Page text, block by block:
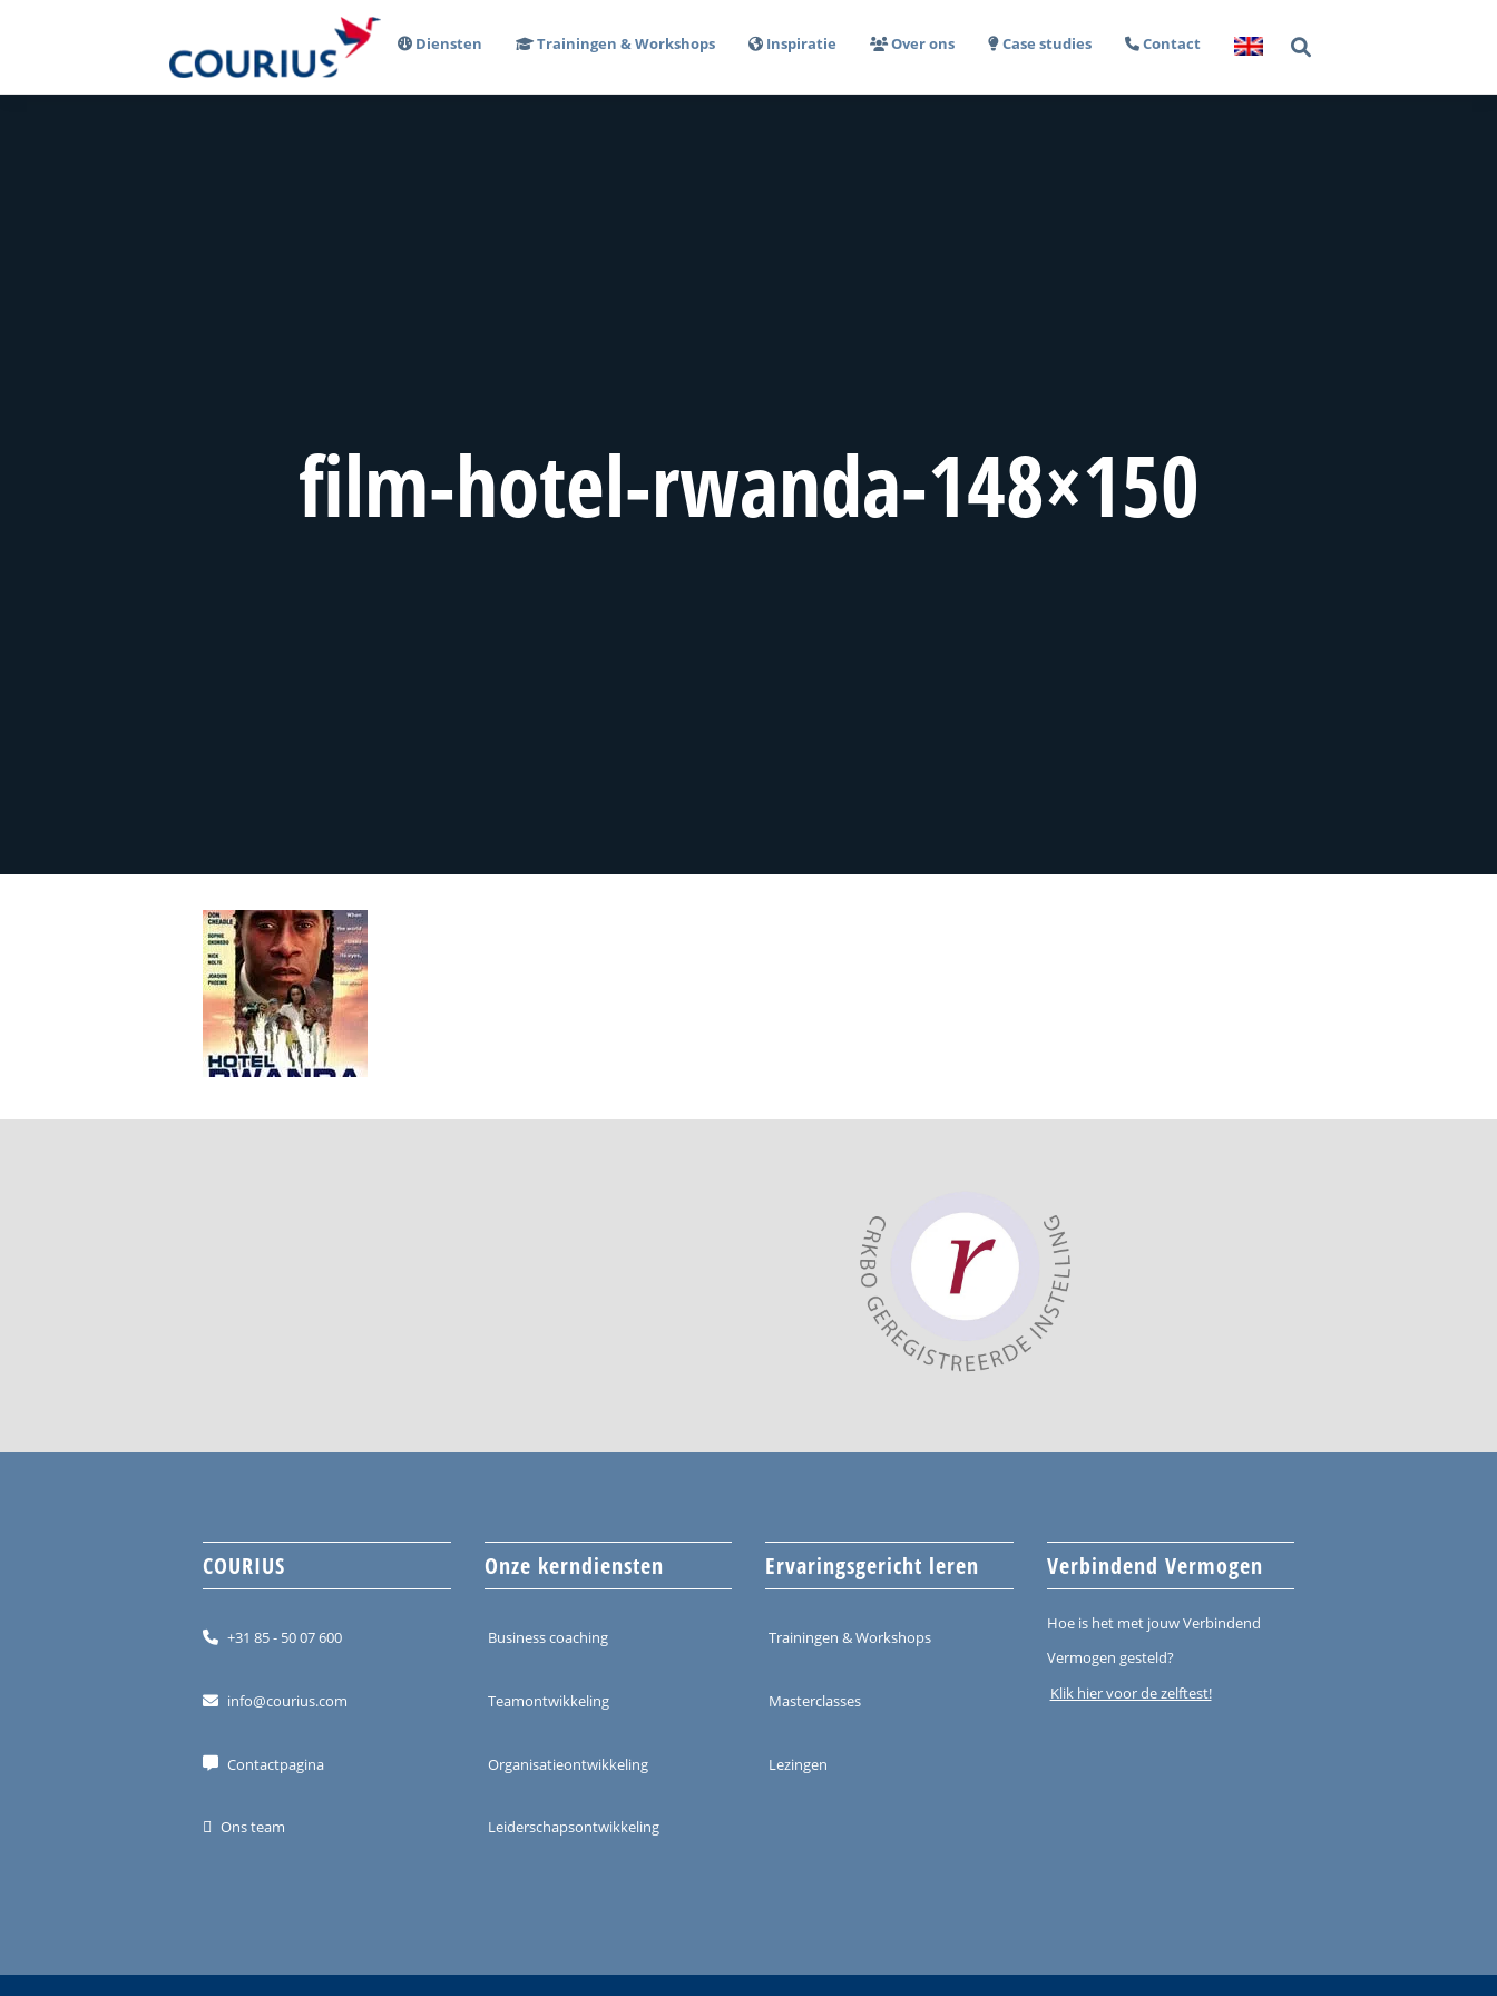
Diensten Trainingen & Workshops Inspiratie Over ons Case studies Contact
film-hotel-rwanda-148×150
COURIUS
+31 85 - 50 07 600
info@courius.com
Contactpagina
Ons team
Onze kerndiensten
Business coaching
Teamontwikkeling
Organisatieontwikkeling
Leiderschapsontwikkeling
Ervaringsgericht leren
Trainingen & Workshops
Masterclasses
Lezingen
Verbindend Vermogen
Hoe is het met jouw Verbindend
Vermogen gesteld?
Klik hier voor de zelftest!